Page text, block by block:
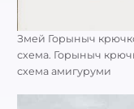
Змей Горыныч
схема. Горыныч
схема амигуруми